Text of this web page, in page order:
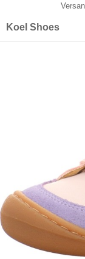
Koel Shoes